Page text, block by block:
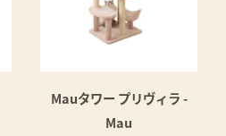
Mauタワー プリヴィラ -
Mau